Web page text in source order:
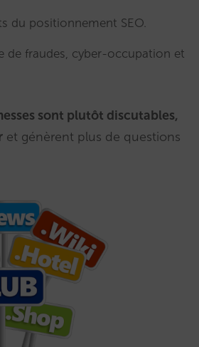
du positionnement SEO.
de fraudes, cyber-occupation et
sont plutôt discutables,
et génèrent plus de questions